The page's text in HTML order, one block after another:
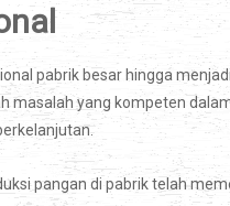
pabrik besar hingga
masalah yang kompeten
pangan di pabrik telah